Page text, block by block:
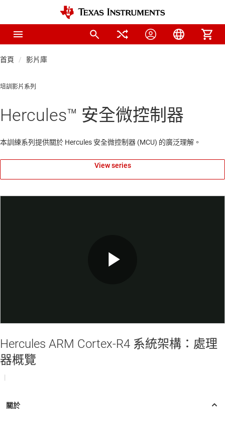
首頁 影片庫
培訓影片系列
Hercules™ 安全微控制器
本訓練系列提供關於 Hercules 安全微控制器 (MCU) 的廣泛理解。
Video
Hercules ARM Cortex-R4 系統架構：處理
器概覽
|
View series